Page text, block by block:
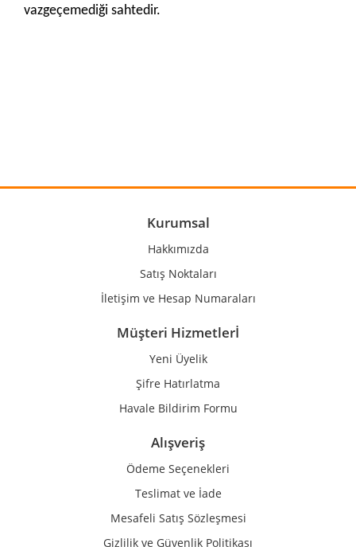
vazgeçemediği sahtedir.
Ürün açıklamasında eksik bilgiler bulunuyor.
Ürün bilgilerinde hatalar bulunuyor.
Gönder
Kurumsal
Hakkımızda
Satış Noktaları
İletişim ve Hesap Numaraları
Müşteri Hizmetlerİ
Yeni Üyelik
Şifre Hatırlatma
Havale Bildirim Formu
Alışveriş
Ödeme Seçenekleri
Teslimat ve İade
Mesafeli Satış Sözleşmesi
Gizlilik ve Güvenlik Politikası